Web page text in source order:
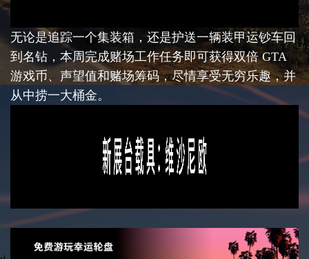
无论是追踪一个集装箱，还是护送一辆装甲运钞车回
到名钻，本周完成赌场工作任务即可获得双倍 GTA
游戏币、声望值和赌场筹码，尽情享受无穷乐趣，并
从中捞一大桶金。